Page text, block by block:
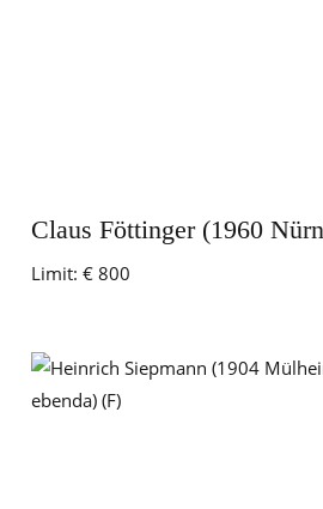
Claus Föttinger (1960
Limit: € 800